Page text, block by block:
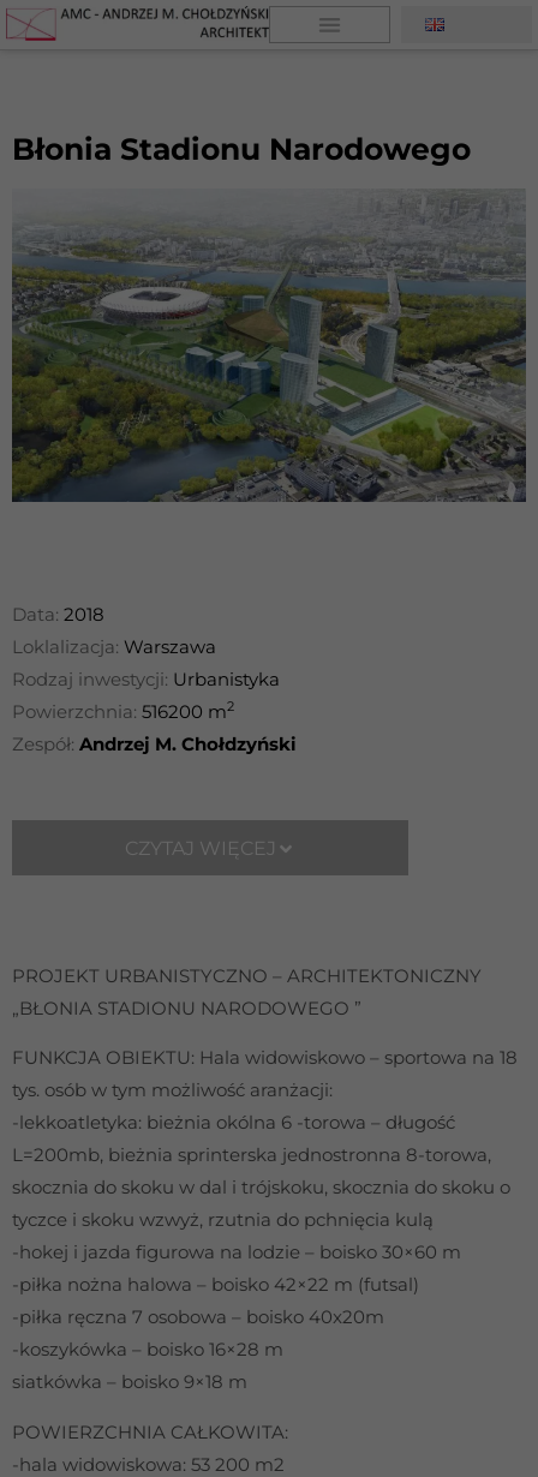
Błonia Stadionu Narodowego
Data: 2018
Loklalizacja: Warszawa
Rodzaj inwestycji: Urbanistyka
Powierzchnia: 516200 m2
Zespół: Andrzej M. Chołdzyński
CZYTAJ WIĘCEJ
PROJEKT URBANISTYCZNO – ARCHITEKTONICZNY
„BŁONIA STADIONU NARODOWEGO ”
FUNKCJA OBIEKTU: Hala widowiskowo – sportowa na 18
tys. osób w tym możliwość aranżacji:
-lekkoatletyka: bieżnia okólna 6 -torowa – długość
L=200mb, bieżnia sprinterska jednostronna 8-torowa,
skocznia do skoku w dal i trójskoku, skocznia do skoku o
tyczce i skoku wzwyż, rzutnia do pchnięcia kulą
-hokej i jazda figurowa na lodzie – boisko 30×60 m
-piłka nożna halowa – boisko 42×22 m (futsal)
-piłka ręczna 7 osobowa – boisko 40x20m
-koszykówka – boisko 16×28 m
siatkówka – boisko 9×18 m
POWIERZCHNIA CAŁKOWITA:
-hala widowiskowa: 53 200 m2